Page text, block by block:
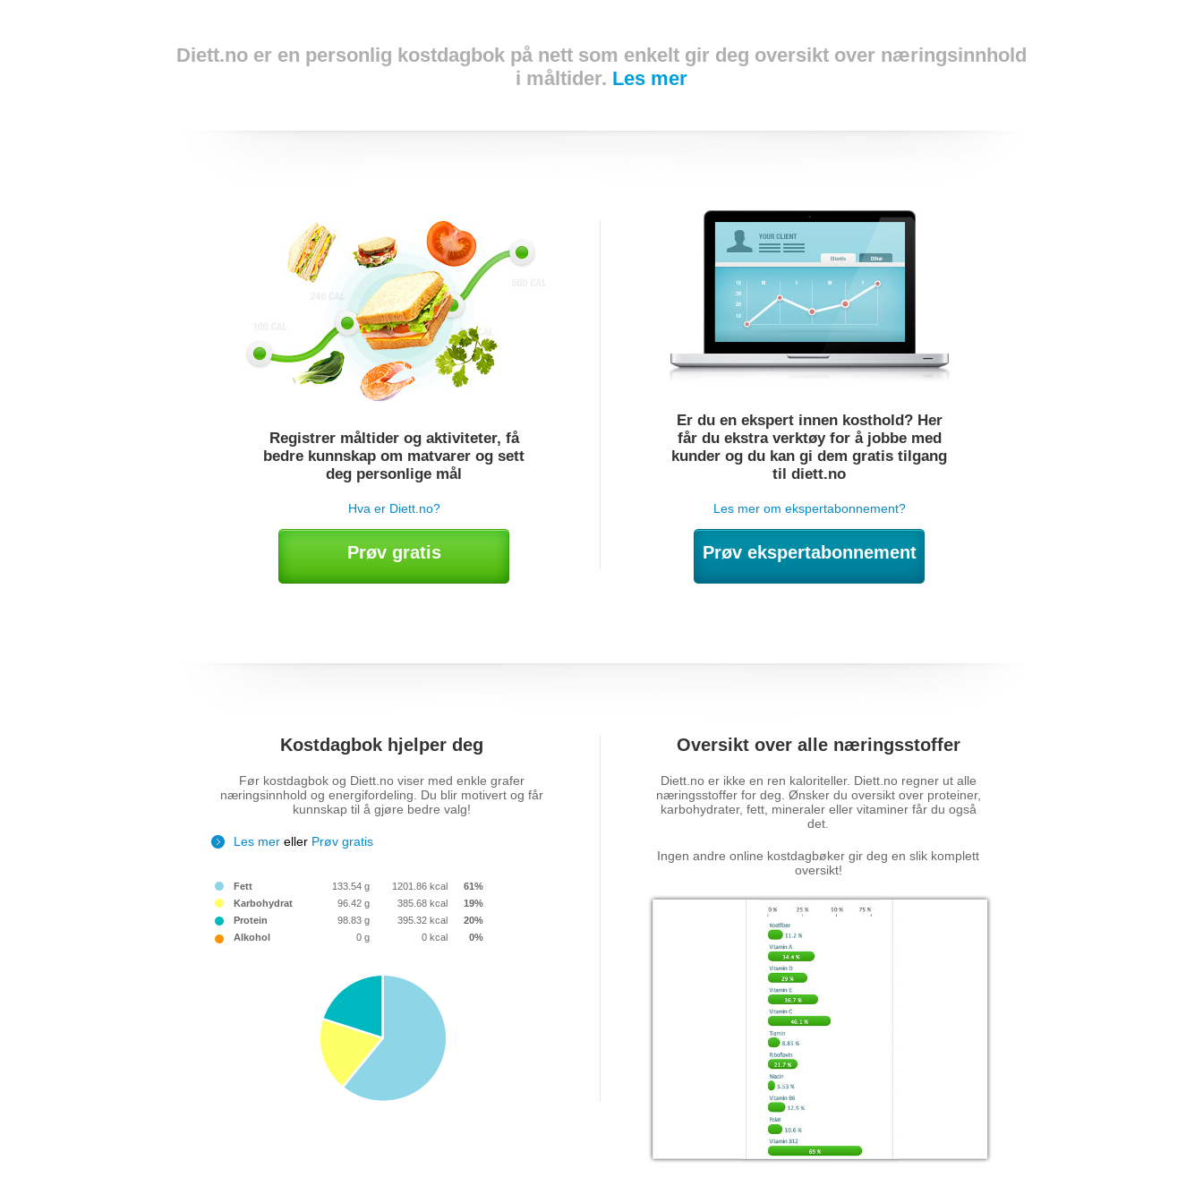
Diett.no er en personlig kostdagbok på nett som enkelt gir deg oversikt over næringsinnhold
i måltider. Les mer
Registrer måltider og aktiviteter, få
bedre kunnskap om matvarer og sett
deg personlige mål
Hva er Diett.no?
Prøv gratis
Er du en ekspert innen kosthold? Her
får du ekstra verktøy for å jobbe med
kunder og du kan gi dem gratis tilgang
til diett.no
Les mer om ekspertabonnement?
Prøv ekspertabonnement
Kostdagbok hjelper deg
Før kostdagbok og Diett.no viser med enkle grafer
næringsinnhold og energifordeling. Du blir motivert og får
kunnskap til å gjøre bedre valg!
Les mer eller Prøv gratis
Fett
Karbohydrat
Protein
Alkohol
133.54 g
96.42 g
98.83 g
0 g
1201.86 kcal
385.68 kcal
395.32 kcal
0 kcal
61%
19%
20%
0%
Oversikt over alle næringsstoffer
Diett.no er ikke en ren kaloriteller. Diett.no regner ut alle
næringsstoffer for deg. Ønsker du oversikt over proteiner,
karbohydrater, fett, mineraler eller vitaminer får du også
det.
Ingen andre online kostdagbøker gir deg en slik komplett
oversikt!